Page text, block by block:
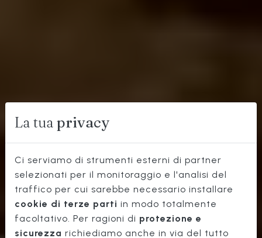
OSTERIA
TIPICA
La tua privacy
Ci serviamo di strumenti esterni di partner
selezionati per il monitoraggio e l'analisi del
traffico per cui sarebbe necessario installare
cookie di terze parti in modo totalmente
facoltativo. Per ragioni di protezione e
sicurezza richiediamo anche in via del tutto